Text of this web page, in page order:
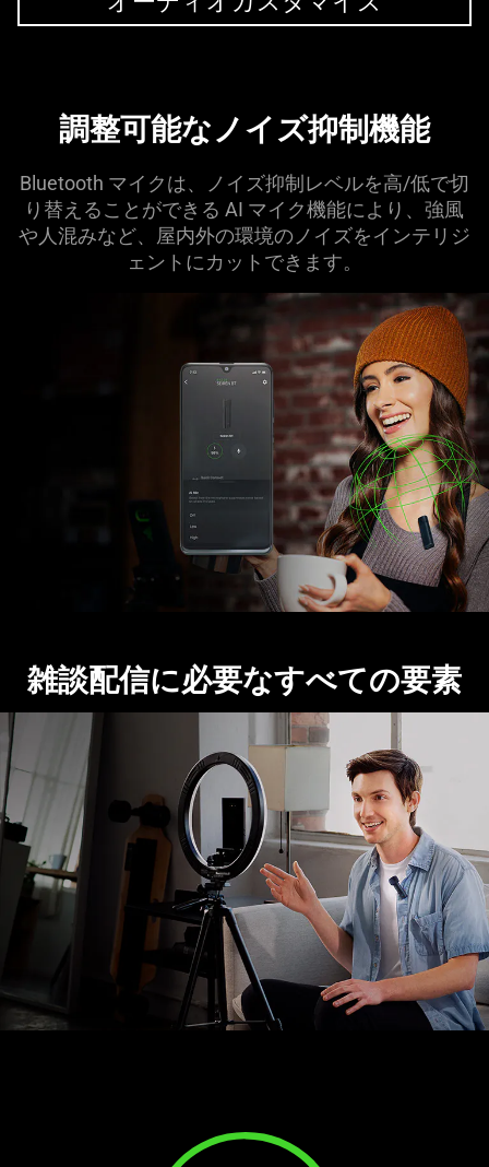
調整可能なノイズ抑制機能
Bluetooth マイクは、ノイズ抑制レベルを高/低で切
り替えることができる AI マイク機能により、強風
や人混みなど、屋内外の環境のノイズをインテリジ
ェントにカットできます。
雑談配信に必要なすべての要素